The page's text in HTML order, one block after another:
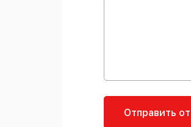
Отправить